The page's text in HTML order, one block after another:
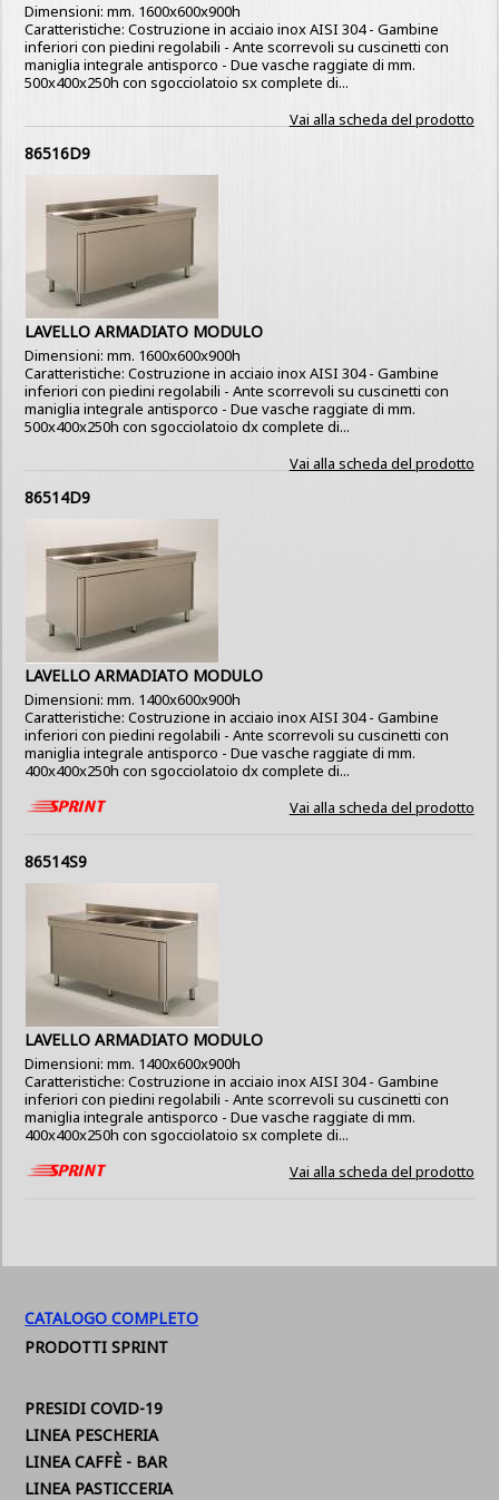
Dimensioni: mm. 1600x600x900h
Caratteristiche: Costruzione in acciaio inox AISI 304 - Gambine
inferiori con piedini regolabili - Ante scorrevoli su cuscinetti con
maniglia integrale antisporco - Due vasche raggiate di mm.
500x400x250h con sgocciolatoio sx complete di...
Vai alla scheda del prodotto
86516D9
LAVELLO ARMADIATO MODULO
Dimensioni: mm. 1600x600x900h
Caratteristiche: Costruzione in acciaio inox AISI 304 - Gambine
inferiori con piedini regolabili - Ante scorrevoli su cuscinetti con
maniglia integrale antisporco - Due vasche raggiate di mm.
500x400x250h con sgocciolatoio dx complete di...
Vai alla scheda del prodotto
86514D9
LAVELLO ARMADIATO MODULO
Dimensioni: mm. 1400x600x900h
Caratteristiche: Costruzione in acciaio inox AISI 304 - Gambine
inferiori con piedini regolabili - Ante scorrevoli su cuscinetti con
maniglia integrale antisporco - Due vasche raggiate di mm.
400x400x250h con sgocciolatoio dx complete di...
Vai alla scheda del prodotto
86514S9
LAVELLO ARMADIATO MODULO
Dimensioni: mm. 1400x600x900h
Caratteristiche: Costruzione in acciaio inox AISI 304 - Gambine
inferiori con piedini regolabili - Ante scorrevoli su cuscinetti con
maniglia integrale antisporco - Due vasche raggiate di mm.
400x400x250h con sgocciolatoio sx complete di...
Vai alla scheda del prodotto
CATALOGO COMPLETO
PRODOTTI SPRINT
PRESIDI COVID-19
LINEA PESCHERIA
LINEA CAFFÈ - BAR
LINEA PASTICCERIA